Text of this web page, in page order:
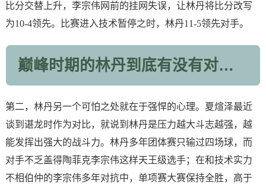
比分交替上升，李宗伟网前的挂网失误，让林丹将比分改写
为10-4领先。比赛进入技术暂停之时，林丹11-5领先对手。
巅峰时期的林丹到底有没有对手?为什么?
第二，林丹另一个可怕之处就在于强悍的心理。夏煊泽最近
谈到谌龙时作为对比，就说到林丹是压力越大斗志越强，越
能发挥出强大的战斗力。林丹多年团体赛只输过四场球，而
对手不乏盖得陶菲克李宗伟这样天王级选手；在和技术实力
不相伯仲的李宗伟多年对抗中，单项赛大赛保持全胜，高于